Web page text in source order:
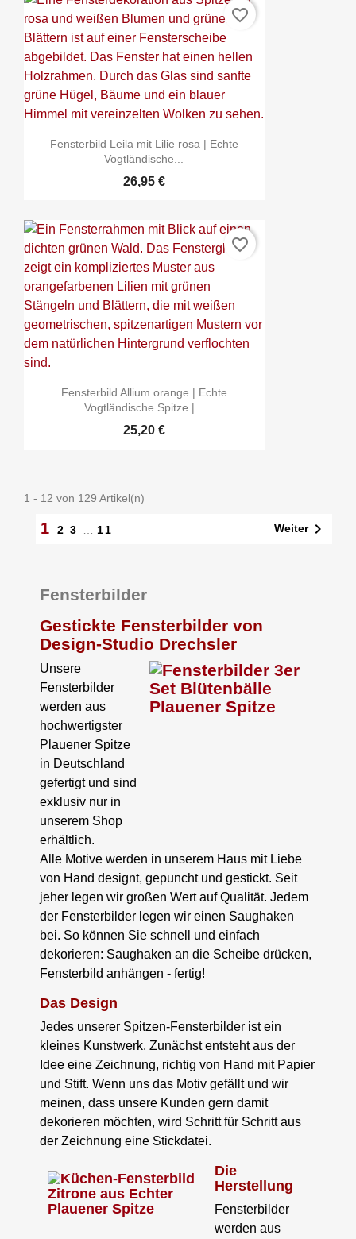
Fensterbild Leila mit Lilie rosa | Echte
Vogtländische...
26,95 €
favorite_border
Fensterbild Allium orange | Echte
Vogtländische Spitze |...
25,20 €
favorite_border
1 - 12 von 129 Artikel(n)
1 2 3 11 Weiter
Fensterbilder
Gestickte Fensterbilder von
Design-Studio Drechsler
Unsere
Fensterbilder
werden aus
hochwertigster
Plauener Spitze
in Deutschland
gefertigt und sind
exklusiv nur in
unserem Shop
erhältlich.
Alle Motive werden in unserem Haus mit Liebe
von Hand designt, gepuncht und gestickt. Seit
jeher legen wir großen Wert auf Qualität. Jedem
der Fensterbilder legen wir einen Saughaken
bei. So können Sie schnell und einfach
dekorieren: Saughaken an die Scheibe drücken,
Fensterbild anhängen - fertig!
Das Design
Jedes unserer Spitzen-Fensterbilder ist ein
kleines Kunstwerk. Zunächst entsteht aus der
Idee eine Zeichnung, richtig von Hand mit Papier
und Stift. Wenn uns das Motiv gefällt und wir
meinen, dass unsere Kunden gern damit
dekorieren möchten, wird Schritt für Schritt aus
der Zeichnung eine Stickdatei.
Die
Herstellung
Fensterbilder
werden aus